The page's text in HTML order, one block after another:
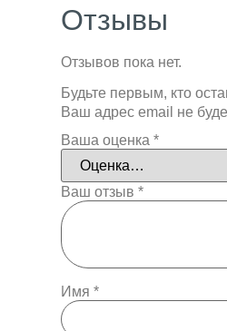
Отзывы
Отзывов пока нет.
Будьте первым, кто
Ваш адрес email не
Ваша оценка *
Ваш отзыв *
Имя *